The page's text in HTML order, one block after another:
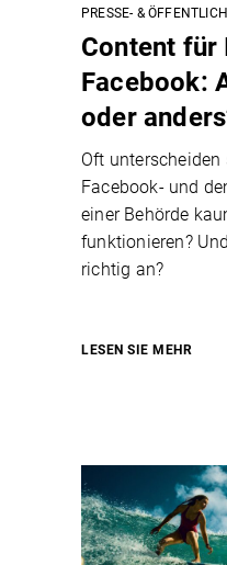
PRESSE- &
Content für
Facebook:
oder
Oft
Facebook- und
einer Behörde
funktionieren?
richtig an?
LESEN SIE MEHR